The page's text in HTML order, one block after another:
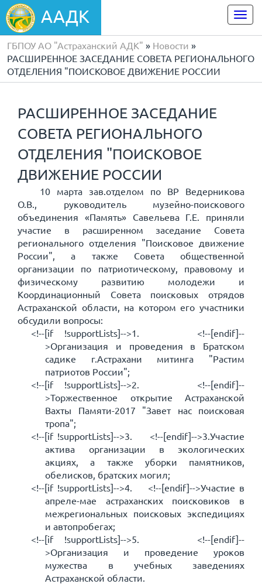
ААДК
ГБПОУ АО "Астраханский АДК" » Новости »
РАСШИРЕННОЕ ЗАСЕДАНИЕ СОВЕТА РЕГИОНАЛЬНОГО
ОТДЕЛЕНИЯ "ПОИСКОВОЕ ДВИЖЕНИЕ РОССИИ
РАСШИРЕННОЕ ЗАСЕДАНИЕ
СОВЕТА РЕГИОНАЛЬНОГО
ОТДЕЛЕНИЯ "ПОИСКОВОЕ
ДВИЖЕНИЕ РОССИИ
10 марта зав.отделом по ВР Ведерникова
О.В., руководитель музейно-поискового
объединения «Память» Савельева Г.Е. приняли
участие в расширенном заседание Совета
регионального отделения "Поисковое движение
России", а также Совета общественной
организации по патриотическому, правовому и
физическому развитию молодежи и
Координационный Совета поисковых отрядов
Астраханской области, на котором его участники
обсудили вопросы:
<!--[if !supportLists]-->1.
<!--[endif]--
>Организация и проведения в Братском
садике г.Астрахани митинга "Растим
патриотов России";
<!--[if !supportLists]-->2.
<!--[endif]--
>Торжественное открытие Астраханской
Вахты Памяти-2017 "Завет нас поисковая
тропа";
<!--[if !supportLists]-->3.
<!--[endif]-->3.Участие
актива организации в экологических
акциях, а также уборки памятников,
обелисков, братских могил;
<!--[if !supportLists]-->4.
<!--[endif]-->Участие в
апреле-мае астраханских поисковиков в
межрегиональных поисковых экспедициях
и автопробегах;
<!--[if !supportLists]-->5.
<!--[endif]--
>Организация и проведение уроков
мужества в учебных заведениях
Астраханской области.